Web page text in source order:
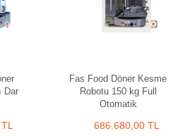
Dar
Fas Food Döner Kesme
Robotu 150 kg Full
Otomatik
686.680,00 TL